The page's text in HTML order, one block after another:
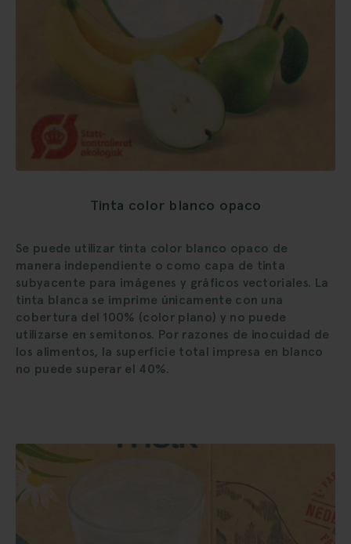
Tinta color blanco opaco
Se puede utilizar tinta color blanco opaco de
manera independiente o como capa de tinta
subyacente para imágenes y gráficos vectoriales. La
tinta blanca se imprime únicamente con una
cobertura del 100% (color plano) y no puede
utilizarse en semitonos. Por razones de inocuidad de
los alimentos, la superficie total impresa en blanco
no puede superar el 40%.